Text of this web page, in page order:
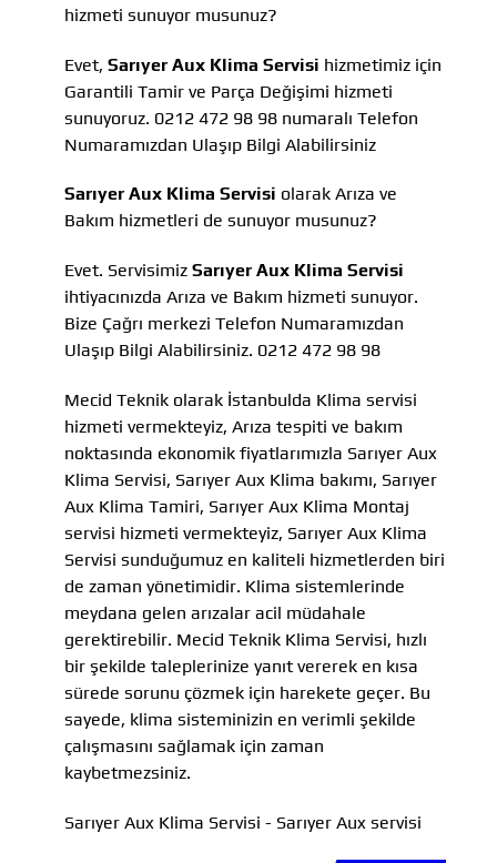
hizmeti sunuyor musunuz?
Evet, Sarıyer Aux Klima Servisi hizmetimiz için
Garantili Tamir ve Parça Değişimi hizmeti
sunuyoruz. 0212 472 98 98 numaralı Telefon
Numaramızdan Ulaşıp Bilgi Alabilirsiniz
Sarıyer Aux Klima Servisi olarak Arıza ve
Bakım hizmetleri de sunuyor musunuz?
Evet. Servisimiz Sarıyer Aux Klima Servisi
ihtiyacınızda Arıza ve Bakım hizmeti sunuyor.
Bize Çağrı merkezi Telefon Numaramızdan
Ulaşıp Bilgi Alabilirsiniz. 0212 472 98 98
Mecid Teknik olarak İstanbulda Klima servisi
hizmeti vermekteyiz, Arıza tespiti ve bakım
noktasında ekonomik fiyatlarımızla Sarıyer Aux
Klima Servisi, Sarıyer Aux Klima bakımı, Sarıyer
Aux Klima Tamiri, Sarıyer Aux Klima Montaj
servisi hizmeti vermekteyiz, Sarıyer Aux Klima
Servisi sunduğumuz en kaliteli hizmetlerden biri
de zaman yönetimidir. Klima sistemlerinde
meydana gelen arızalar acil müdahale
gerektirebilir. Mecid Teknik Klima Servisi, hızlı
bir şekilde taleplerinize yanıt vererek en kısa
sürede sorunu çözmek için harekete geçer. Bu
sayede, klima sisteminizin en verimli şekilde
çalışmasını sağlamak için zaman
kaybetmezsiniz.
Sarıyer Aux Klima Servisi - Sarıyer Aux servisi